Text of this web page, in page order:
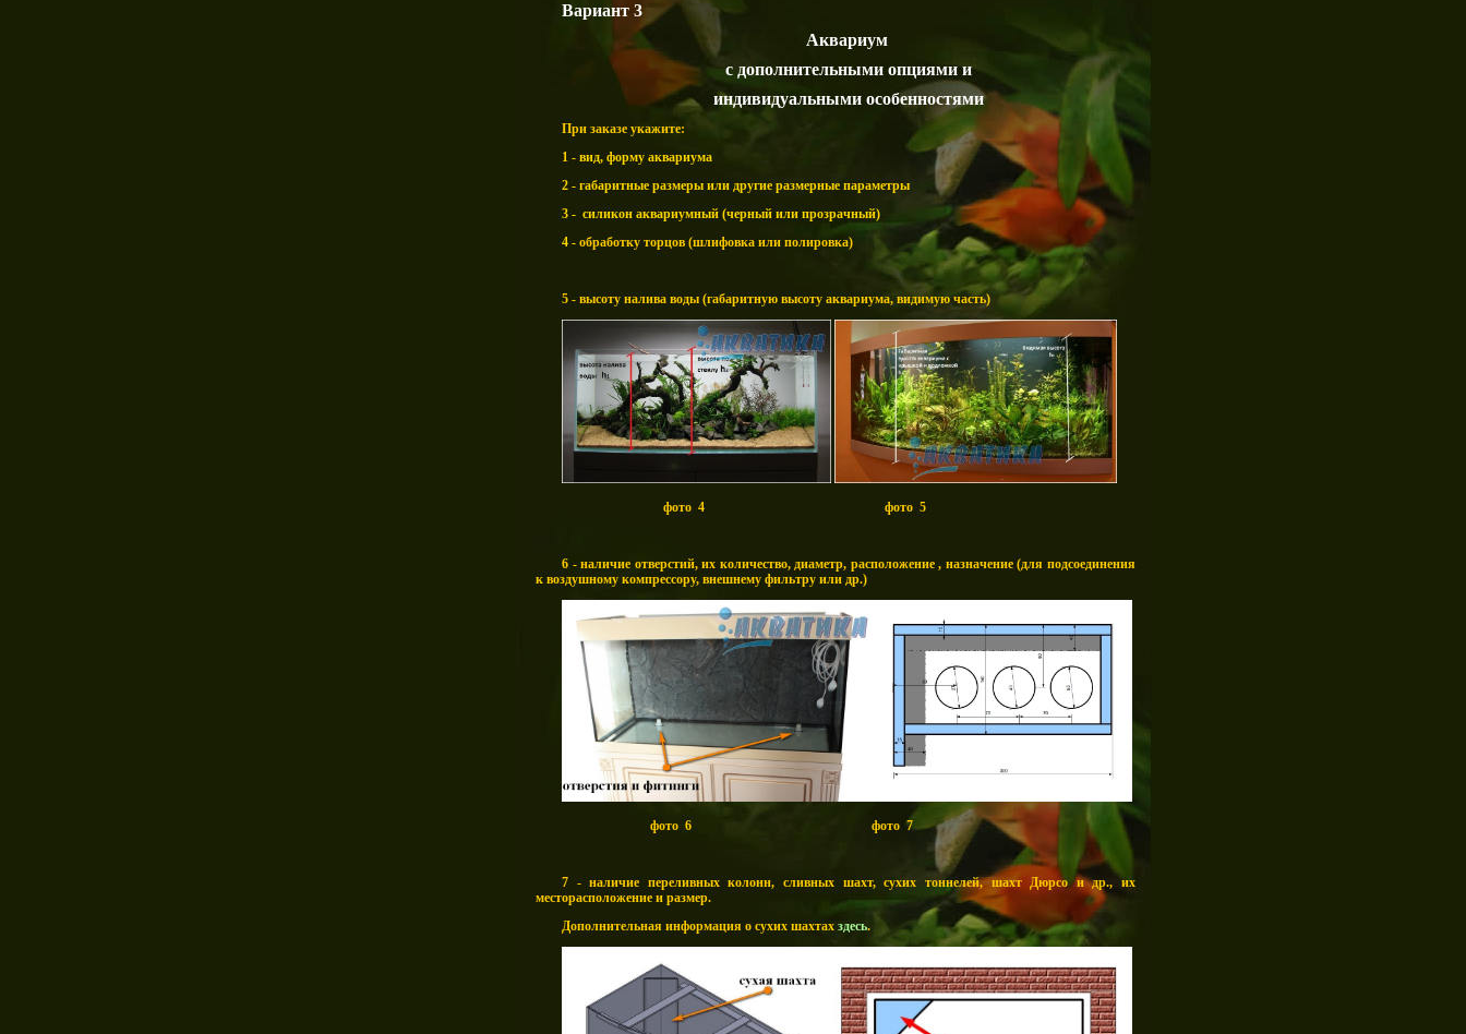
Вариант 3
Аквариум
с дополнительными опциями и
индивидуальными особенностями
При заказе укажите:
1 - вид, форму аквариума
2 - габаритные размеры или другие размерные параметры
3 - силикон аквариумный (черный или прозрачный)
4 - обработку торцов (шлифовка или полировка)
5 - высоту налива воды (габаритную высоту аквариума, видимую часть)
фото 4 фото 5
6 - наличие отверстий, их количество, диаметр, расположение , назначение (для подсоединения
к воздушному компрессору, внешнему фильтру или др.)
фото 6 фото 7
7 - наличие переливных колонн, сливных шахт, сухих тоннелей, шахт Дюрсо и др., их
месторасположение и размер.
Дополнительная информация о сухих шахтах здесь.